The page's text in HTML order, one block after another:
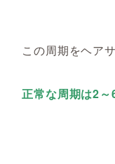
この周期をヘア
正常な周期は2～